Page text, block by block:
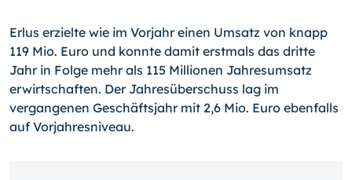
Erlus erzielte wie im Vorjahr einen Umsatz von knapp
119 Mio. Euro und konnte damit erstmals das dritte
Jahr in Folge mehr als 115 Millionen Jahresumsatz
erwirtschaften. Der Jahresüberschuss lag im
vergangenen Geschäftsjahr mit 2,6 Mio. Euro ebenfalls
auf Vorjahresniveau.